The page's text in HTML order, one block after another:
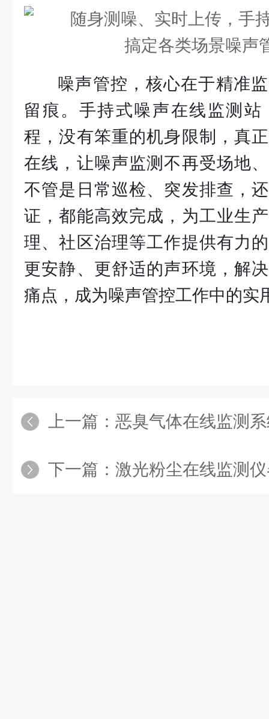
噪声管控，核心在于精准
留痕。手持式噪声在线监测
程，没有笨重的机身限制，真
在线，让噪声监测不再受场地
不管是日常巡检、突发排查，
证，都能高效完成，为工业生
理、社区治理等工作提供有力
更安静、更舒适的声环境，解
痛点，成为噪声管控工作中的实
上一篇： 恶臭气体在线监测系统，让无形异
下一篇： 激光粉尘在线监测仪器，让隐形污染无